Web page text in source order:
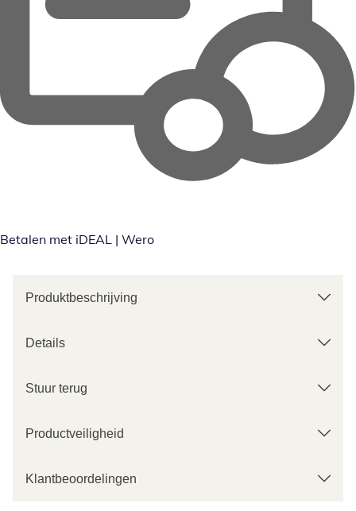
Betalen met iDEAL | Wero
Produktbeschrijving
Details
Stuur terug
Productveiligheid
Klantbeoordelingen